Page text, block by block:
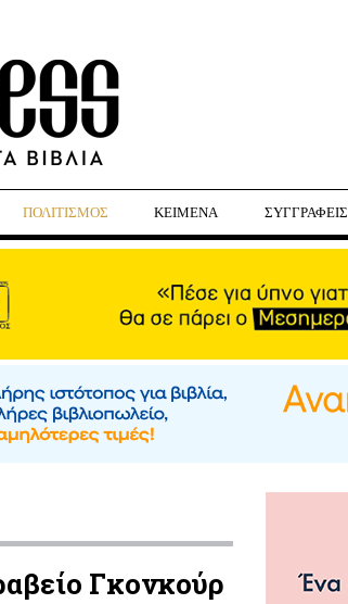
ΠΟΛΙΤΙΣΜΟΣ ΚΕΙΜΕΝΑ ΣΥΓΓΡΑΦΕΙΣ
Γκονκούρ